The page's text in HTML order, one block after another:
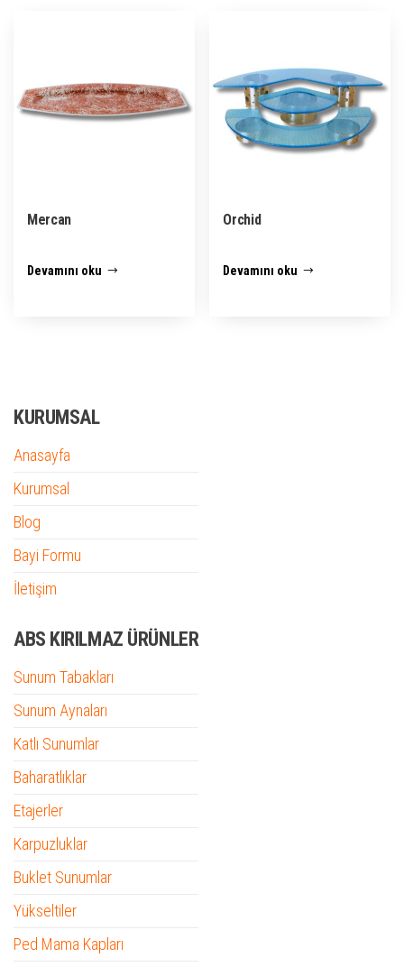
Mercan
Devamını oku
Orchid
Devamını oku
KURUMSAL
Anasayfa
Kurumsal
Blog
Bayi Formu
İletişim
ABS KIRILMAZ ÜRÜNLER
Sunum Tabakları
Sunum Aynaları
Katlı Sunumlar
Baharatlıklar
Etajerler
Karpuzluklar
Buklet Sunumlar
Yükseltiler
Ped Mama Kapları